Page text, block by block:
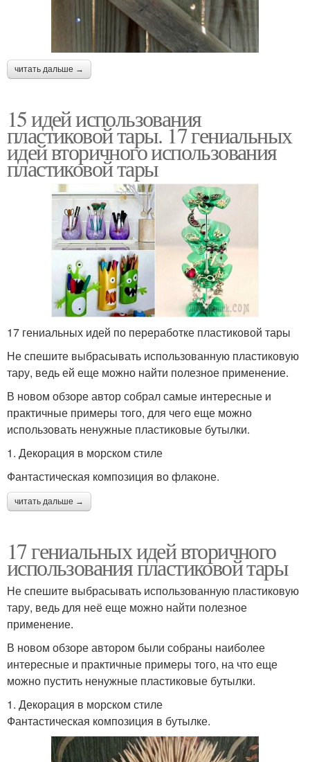
читать дальше →
15 идей использования
пластиковой тары. 17 гениальных
идей вторичного использования
пластиковой тары
17 гениальных идей по переработке пластиковой тары
Не спешите выбрасывать использованную пластиковую
тару, ведь ей еще можно найти полезное применение.
В новом обзоре автор собрал самые интересные и
практичные примеры того, для чего еще можно
использовать ненужные пластиковые бутылки.
1. Декорация в морском стиле
Фантастическая композиция во флаконе.
читать дальше →
17 гениальных идей вторичного
использования пластиковой тары
Не спешите выбрасывать использованную пластиковую
тару, ведь для неё еще можно найти полезное
применение.
В новом обзоре автором были собраны наиболее
интересные и практичные примеры того, на что еще
можно пустить ненужные пластиковые бутылки.
1. Декорация в морском стиле
Фантастическая композиция в бутылке.